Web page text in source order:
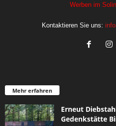
Werben im
Kontaktieren Sie uns:
Mehr erfahren
Erneut
Gedenkstätte